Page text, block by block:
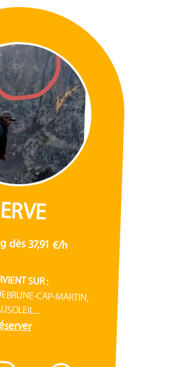
dès 37,91 €/h
SUR :
CAP-MARTIN,